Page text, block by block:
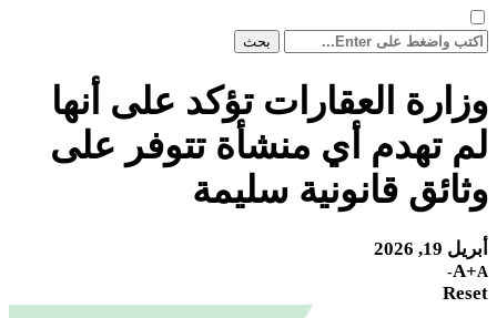
بحث
وزارة العقارات تؤكد على أنها
لم تهدم أي منشأة تتوفر على
وثائق قانونية سليمة
أبريل 19, 2026
A+A-
Reset